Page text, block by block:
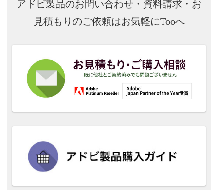
アドビ製品のお問い合わせ・資料請求・お
見積もりのご依頼はお気軽にTooへ